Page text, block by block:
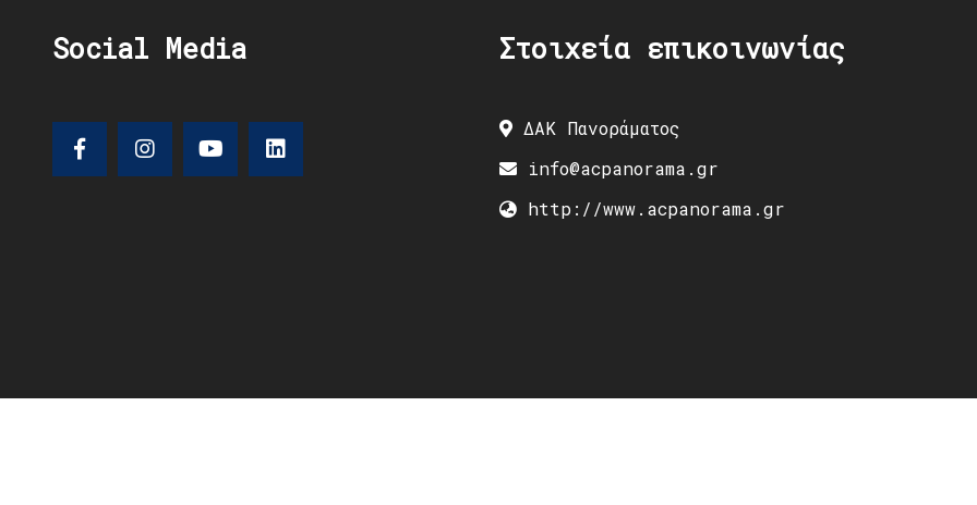
Social Media Στοιχεία επικοινωνίας
ΔΑΚ Πανοράματος
info@acpanorama.gr
http://www.acpanorama.gr